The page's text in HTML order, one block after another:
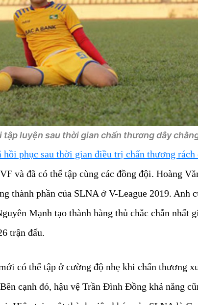
tập luyện sau thời gian chấn thương dây
hồi phục sau thời gian điều trị chấn thương rách
và đã có thể tập cùng các đồng đội. Hoàng
thành phần của SLNA ở V-League 2019. Anh
Mạnh tạo thành hàng thủ chắc chắn nhất
trận đấu.
có thể tập ở cường độ nhẹ khi chấn thương
cạnh đó, hậu vệ Trần Đình Đồng khả năng